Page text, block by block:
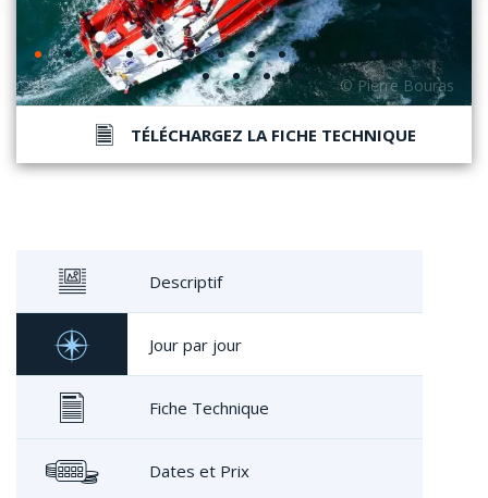
TÉLÉCHARGEZ LA FICHE TECHNIQUE
Descriptif
Jour par jour
Fiche Technique
Dates et Prix